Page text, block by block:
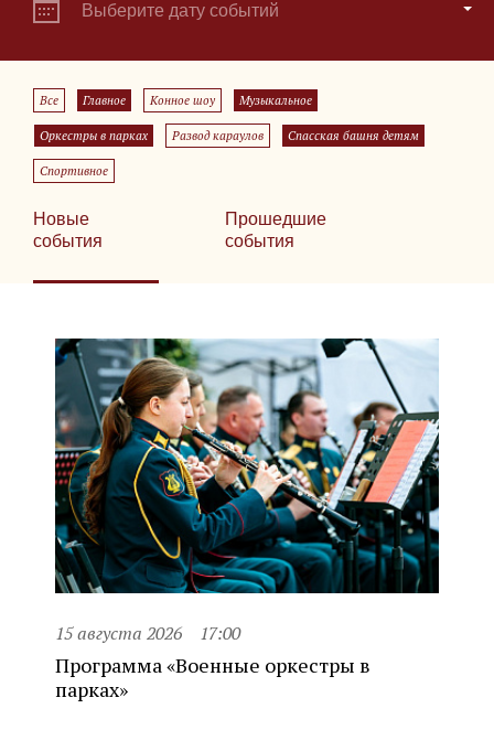
Выберите дату событий
Все Главное Конное шоу Музыкальное
Оркестры в парках Развод караулов Спасская башня детям
Спортивное
Новые
события
Прошедшие
события
15 августа 2026 17:00
Программа «Военные оркестры в
парках»